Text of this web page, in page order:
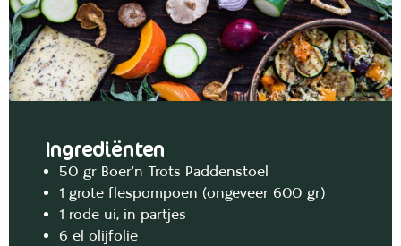
Ingrediënten
50 gr Boer’n Trots Paddenstoel
1 grote flespompoen (ongeveer 600 gr)
1 rode ui, in partjes
6 el olijfolie